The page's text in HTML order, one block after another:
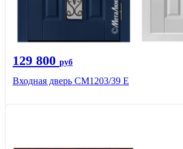
129 800 руб
Входная дверь СМ1203/39 E